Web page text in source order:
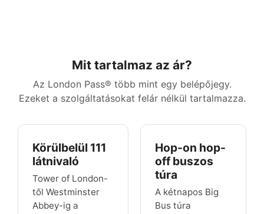
Mit tartalmaz az ár?
Az London Pass® több mint egy belépőjegy.
Ezeket a szolgáltatásokat felár nélkül tartalmazza.
Körülbelül 111
látnivaló
Tower of London-
től Westminster
Abbey-ig a
Hop-on hop-
off buszos
túra
A kétnapos Big
Bus túra